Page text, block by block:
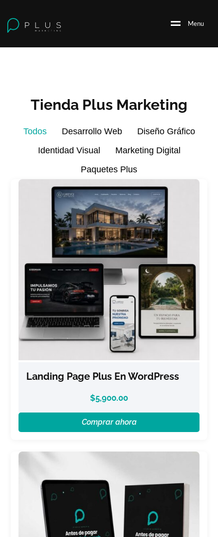
Menu
Tienda Plus Marketing
Desarrollo Web
Diseño Gráfico
Identidad Visual
Marketing Digital
Paquetes Plus
Todos
Landing Page Plus En WordPress
$5,900.00
Comprar ahora